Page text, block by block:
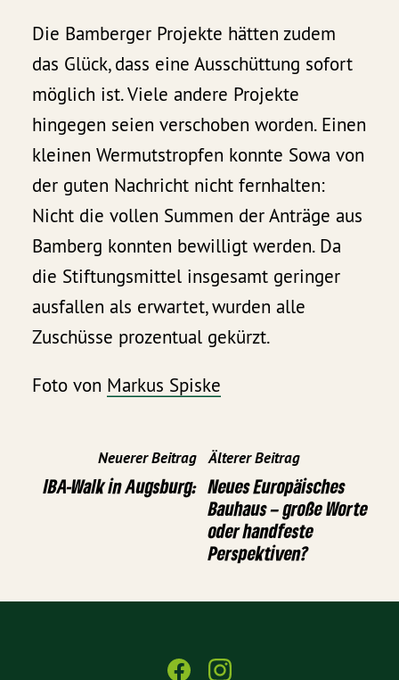
Die Bamberger Projekte hätten zudem
das Glück, dass eine Ausschüttung sofort
möglich ist. Viele andere Projekte
hingegen seien verschoben worden. Einen
kleinen Wermutstropfen konnte Sowa von
der guten Nachricht nicht fernhalten:
Nicht die vollen Summen der Anträge aus
Bamberg konnten bewilligt werden. Da
die Stiftungsmittel insgesamt geringer
ausfallen als erwartet, wurden alle
Zuschüsse prozentual gekürzt.
Foto von Markus Spiske
Neuerer Beitrag
IBA-Walk in Augsburg:
Älterer Beitrag
Neues Europäisches
Bauhaus – große Worte
oder handfeste
Perspektiven?